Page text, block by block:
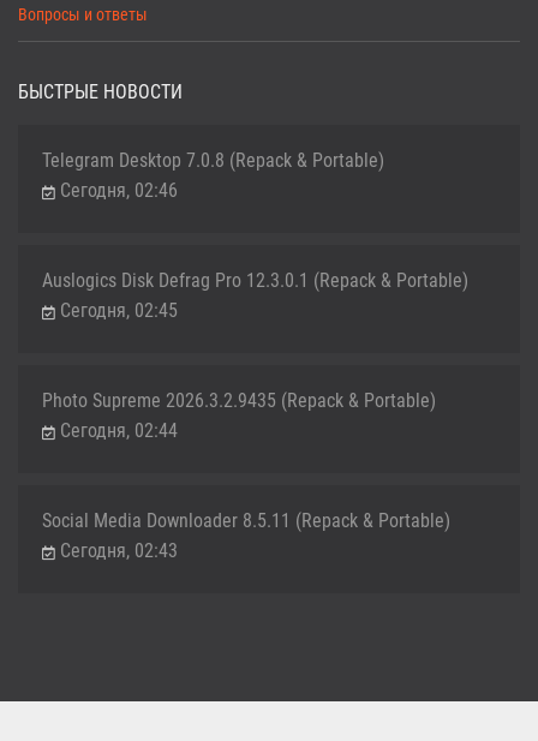
Вопросы и ответы
БЫСТРЫЕ НОВОСТИ
Telegram Desktop 7.0.8 (Repack & Portable)
Сегодня, 02:46
Auslogics Disk Defrag Pro 12.3.0.1 (Repack & Portable)
Сегодня, 02:45
Photo Supreme 2026.3.2.9435 (Repack & Portable)
Сегодня, 02:44
Social Media Downloader 8.5.11 (Repack & Portable)
Сегодня, 02:43